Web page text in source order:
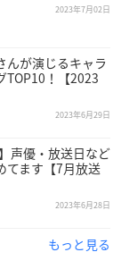
2023年7月02日
んが演じるキャラ
TOP10！【2023
2023年6月29日
声優・放送日など
てます【7月放送
2023年6月28日
もっと見る